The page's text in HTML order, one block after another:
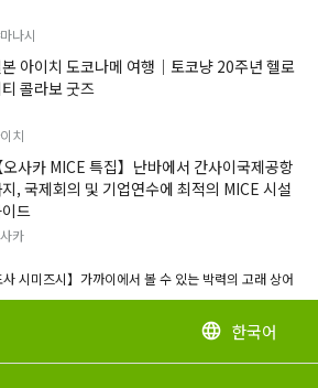
나시
아이치 도코나메 여행｜토코냥 20주년 헬로
콜라보 굿즈
치
오사카 MICE 특집】난바에서 간사이국제공항
, 국제회의 및 기업연수에 최적의 MICE 시설
드
카
사 시미즈시】가까이에서 볼 수 있는 박력의 고래 상어
language 한국어